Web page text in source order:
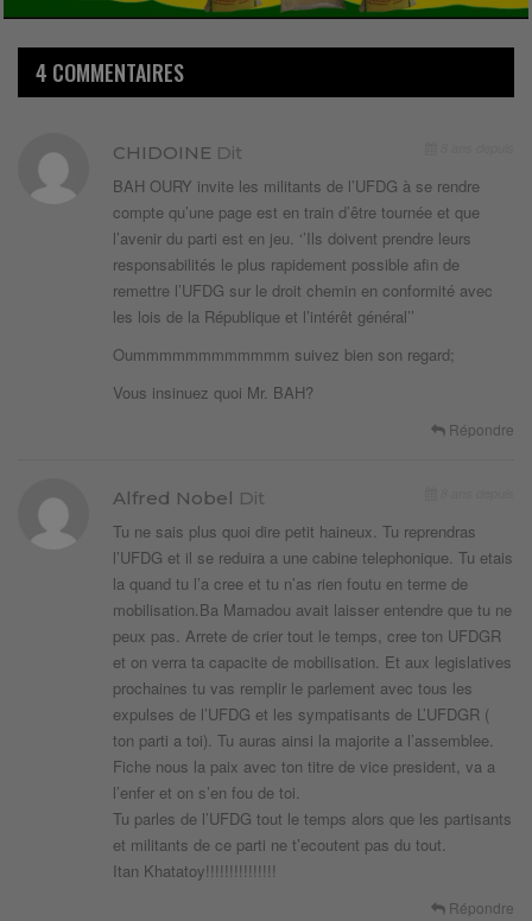
4 COMMENTAIRES
CHIDOINE Dit
BAH OURY invite les militants de l’UFDG à se rendre
compte qu’une page est en train d’être tournée et que
l’avenir du parti est en jeu. ‘’Ils doivent prendre leurs
responsabilités le plus rapidement possible afin de
remettre l’UFDG sur le droit chemin en conformité avec
les lois de la République et l’intérêt général’’
Oummmmmmmmmmmm suivez bien son regard;
Vous insinuez quoi Mr. BAH?
Répondre
Alfred Nobel Dit
Tu ne sais plus quoi dire petit haineux. Tu reprendras
l’UFDG et il se reduira a une cabine telephonique. Tu etais
la quand tu l’a cree et tu n’as rien foutu en terme de
mobilisation.Ba Mamadou avait laisser entendre que tu ne
peux pas. Arrete de crier tout le temps, cree ton UFDGR
et on verra ta capacite de mobilisation. Et aux legislatives
prochaines tu vas remplir le parlement avec tous les
expulses de l’UFDG et les sympatisants de L’UFDGR (
ton parti a toi). Tu auras ainsi la majorite a l’assemblee.
Fiche nous la paix avec ton titre de vice president, va a
l’enfer et on s’en fou de toi.
Tu parles de l’UFDG tout le temps alors que les partisants
et militants de ce parti ne t’ecoutent pas du tout.
Itan Khatatoy!!!!!!!!!!!!!!!
Répondre